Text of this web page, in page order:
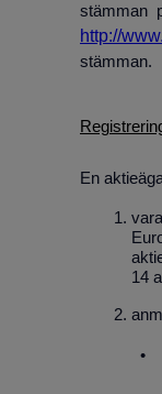
stämman
http://
stämman.
En
14
•